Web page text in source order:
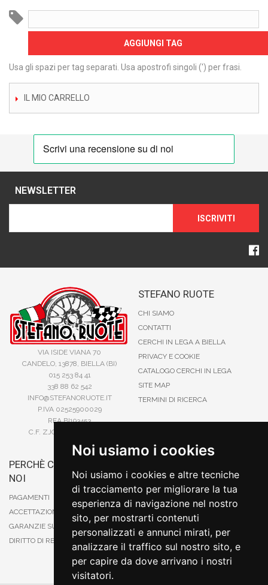
Noi usiamo i cookies
Noi usiamo i cookies e altre tecniche
di tracciamento per migliorare la tua
esperienza di navigazione nel nostro
sito, per mostrarti contenuti
personalizzati e annunci mirati, per
analizzare il traffico sul nostro sito, e
per capire da dove arrivano i nostri
visitatori.
AGGIUNGI TAG
Usa gli spazi per tag separati. Usa apostrofi singoli (') per frasi.
IL MIO CARRELLO
NEWSLETTER
ISCRIVITI
VIA ISIDE VIANA 70
CANDELO, 13878, BIELLA (BI)
015 253 84 41
338 88 62 542
INFO@STEFANORUOTE.IT
P.IVA 02525900029
REA BI193453
C.F. ZJOSFN73H14A859X
STEFANO RUOTE
CHI SIAMO
CONTATTI
CERCHI IN LEGA A BIELLA
PRIVACY E COOKIE
CATALOGO CERCHI IN LEGA
SITE MAP
TERMINI DI RICERCA
PERCHÈ COMPRARE DA
NOI
PAGAMENTI
ACCETTAZIONE DEGLI ORDINI
GARANZIE SUI PRODOTTI
DIRITTO DI RECESSO
CARTA DI CREDITO
PAYPAL
CONTRASSEGNO
POSTEPAY